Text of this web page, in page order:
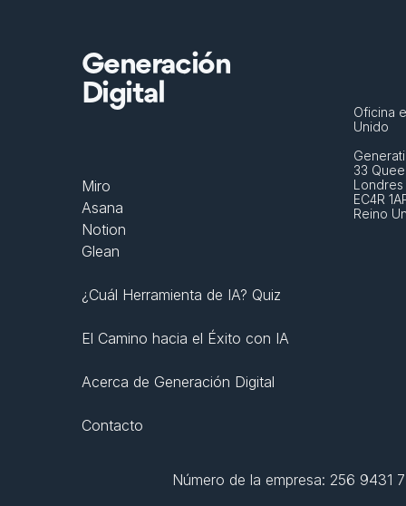
Generación
Digital
Miro
Asana
Notion
Glean
¿Cuál Herramienta de IA? Quiz
El Camino hacia el Éxito con IA
Acerca de Generación Digital
Contacto
Oficina
Unido
33
Londres
EC4R
Reino
Número de la empresa: 256